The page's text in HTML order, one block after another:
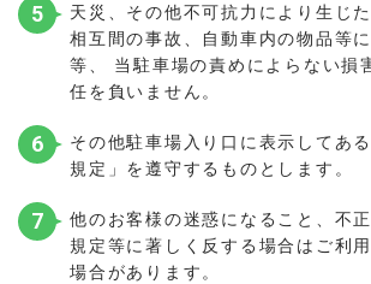
5
天災、その他不可抗力により生じ
相互間の事故、自動車内の物品等
等、 当駐車場の責めによらない損
任を負いません。
6
その他駐車場入り口に表示してあ
規定」を遵守するものとします。
7
他のお客様の迷惑になること、不
規定等に著しく反する場合はご利
場合があります。